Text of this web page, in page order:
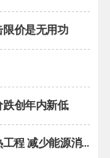
价是无用功
创年内新低
程 减少能源消耗